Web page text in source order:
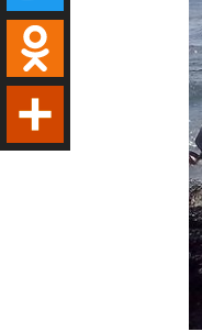
Twitter
Odnoklassniki